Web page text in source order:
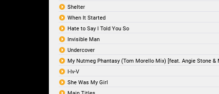
Shelter
When It Started
Hate to Say I Told You So
Invisible Man
Undercover
My Nutmeg Phantasy (Tom Morello Mix) [feat. Angie Stone &
I-Iv-V
She Was My Girl